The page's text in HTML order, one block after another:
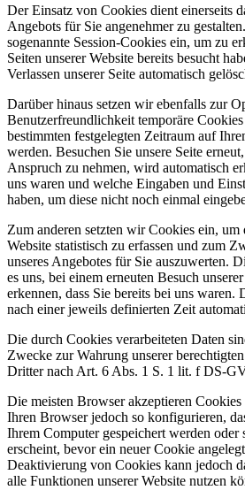
Der Einsatz von Cookies dient einerseits
Angebots für Sie angenehmer zu
sogenannte Session-Cookies ein, um zu
Seiten unserer Website bereits besucht
Verlassen unserer Seite automatisch
Darüber hinaus setzen wir ebenfalls zur
Benutzerfreundlichkeit temporäre
bestimmten festgelegten Zeitraum auf
werden. Besuchen Sie unsere Seite
Anspruch zu nehmen, wird automatisch
uns waren und welche Eingaben und
haben, um diese nicht noch einmal
Zum anderen setzten wir Cookies ein, um
Website statistisch zu erfassen und zum
unseres Angebotes für Sie auszuwerten.
es uns, bei einem erneuten Besuch
erkennen, dass Sie bereits bei uns waren.
nach einer jeweils definierten Zeit
Die durch Cookies verarbeiteten Daten
Zwecke zur Wahrung unserer
Dritter nach Art. 6 Abs. 1 S. 1 lit. f DS-
Die meisten Browser akzeptieren
Ihren Browser jedoch so konfigurieren,
Ihrem Computer gespeichert werden oder
erscheint, bevor ein neuer Cookie
Deaktivierung von Cookies kann jedoch
alle Funktionen unserer Website nutzen